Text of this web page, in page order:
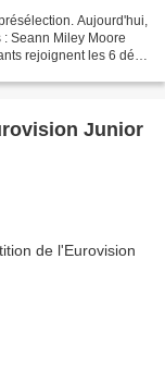
Aujourd'hui,
Seann Miley Moore
rejoignent les 6 déjà
Junior